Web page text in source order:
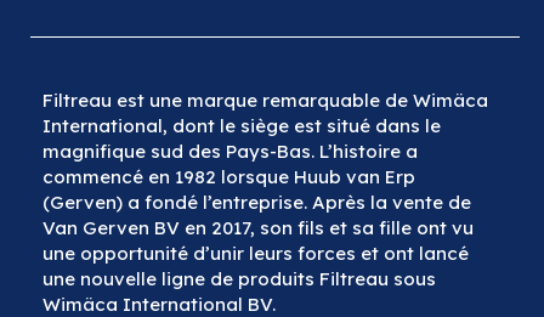
Filtreau est une marque remarquable de Wimäca
International, dont le siège est situé dans le
magnifique sud des Pays-Bas. L’histoire a
commencé en 1982 lorsque Huub van Erp
(Gerven) a fondé l’entreprise. Après la vente de
Van Gerven BV en 2017, son fils et sa fille ont vu
une opportunité d’unir leurs forces et ont lancé
une nouvelle ligne de produits Filtreau sous
Wimäca International BV.